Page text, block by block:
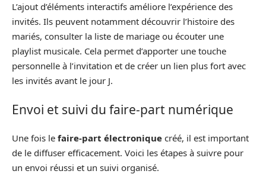
L’ajout d’éléments interactifs améliore l’expérience des
invités. Ils peuvent notamment découvrir l’histoire des
mariés, consulter la liste de mariage ou écouter une
playlist musicale. Cela permet d’apporter une touche
personnelle à l’invitation et de créer un lien plus fort avec
les invités avant le jour J.
Envoi et suivi du faire-part numérique
Une fois le faire-part électronique créé, il est important
de le diffuser efficacement. Voici les étapes à suivre pour
un envoi réussi et un suivi organisé.